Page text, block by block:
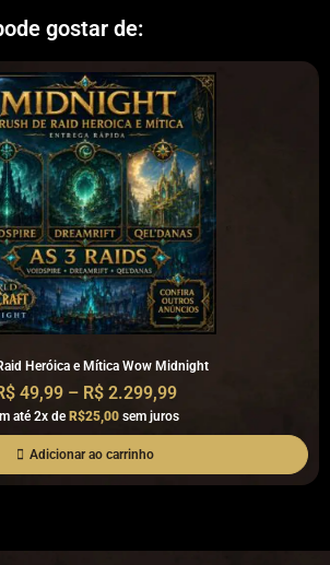
gostar de:
Heróica e Mítica Wow Midnight
49,99 – R$2.299,99
até 2x deR$25,00 sem juros
Adicionar ao carrinho